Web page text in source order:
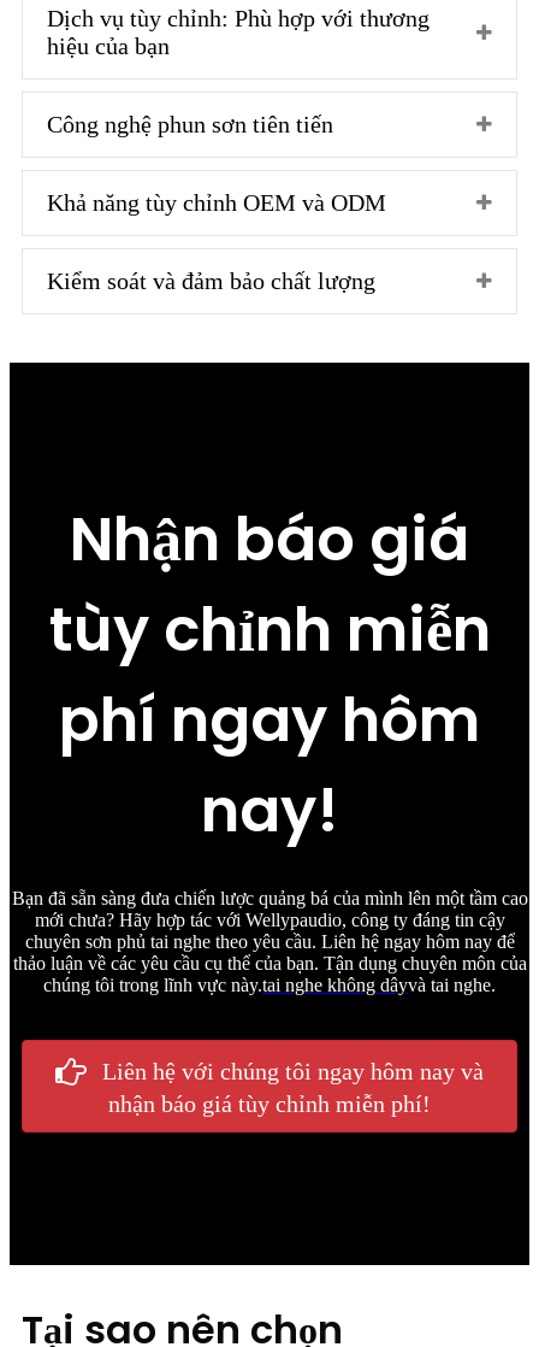
Dịch vụ tùy chỉnh: Phù hợp với thương
hiệu của bạn
Công nghệ phun sơn tiên tiến
Khả năng tùy chỉnh OEM và ODM
Kiểm soát và đảm bảo chất lượng
Nhận báo giá
tùy chỉnh miễn
phí ngay hôm
nay!
Bạn đã sẵn sàng đưa chiến lược quảng bá của mình lên một tầm cao
mới chưa? Hãy hợp tác với Wellypaudio, công ty đáng tin cậy
chuyên sơn phủ tai nghe theo yêu cầu. Liên hệ ngay hôm nay để
thảo luận về các yêu cầu cụ thể của bạn. Tận dụng chuyên môn của
chúng tôi trong lĩnh vực này.tai nghe không dâyvà tai nghe.
Liên hệ với chúng tôi ngay hôm nay và
nhận báo giá tùy chỉnh miễn phí!
Tại sao nên chọn